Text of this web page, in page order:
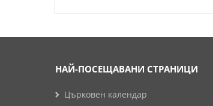
НАЙ-ПОСЕЩАВАНИ СТРАНИЦИ
Църковен календар